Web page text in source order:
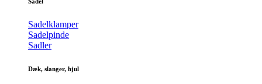
Sadelklamper
Sadelpinde
Sadler
Dæk, slanger, hjul